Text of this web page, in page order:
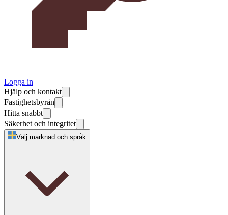
Logga in
Hjälp och kontakt
Fastighetsbyrån
Hitta snabbt
Säkerhet och integritet
Välj marknad och språk